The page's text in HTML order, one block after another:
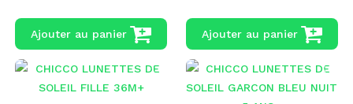
Ajouter au panier Ajouter au panier